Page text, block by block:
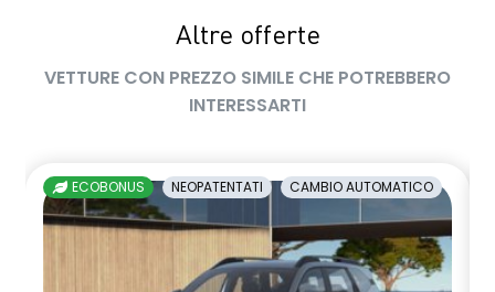
sedile passeggero regolabile in altezza
sedili posteriori ripiegabili 1/3 - 2/3
shark antenna
sistema di controllo della pressione pneumatici indiretto
sistema di frenata d'emergenza attiva
Altre offerte
VETTURE CON PREZZO SIMILE CHE POTREBBERO
INTERESSARTI
ECOBONUS NEOPATENTATI CAMBIO AUTOMATICO